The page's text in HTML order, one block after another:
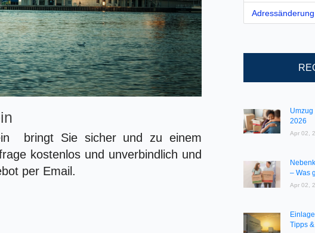
bringt Sie sicher und zu einem
kostenlos und unverbindlich und
per Email.
Umzug
2026
Apr 02,
– Was
Apr 02,
Tipps